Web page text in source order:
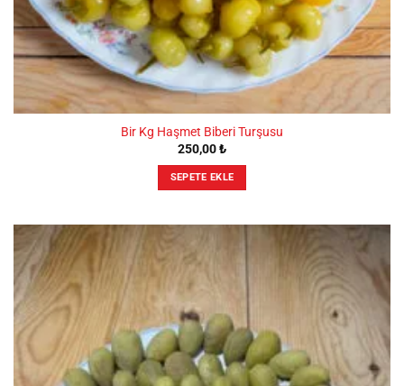
Bir Kg Haşmet Biberi Turşusu
250,00₺
SEPETE EKLE